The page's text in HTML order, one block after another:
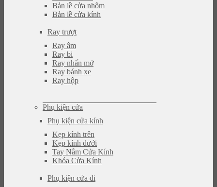
Bản lề cửa nhôm
Bản lề cửa kính
Ray trượt
Ray âm
Ray bi
Ray nhấn mở
Ray bánh xe
Ray hộp
Phụ kiện cửa
Phụ kiện cửa kính
Kẹp kính trên
Kẹp kính dưới
Tay Nắm Cửa Kính
Khóa Cửa Kính
Phụ kiện cửa đi